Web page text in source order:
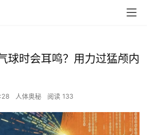
球时会耳鸣？用力过猛颅内
人体奥秘 阅读 133